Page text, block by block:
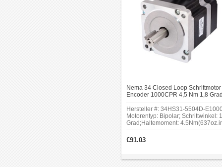
Nema 34 Closed Loop Schrittmotor
Encoder 1000CPR 4,5 Nm 1,8
Hersteller #: 34HS31-5504D-
Motorentyp: Bipolar; Schrittwinkel:
Grad;Haltemoment:
Länge: 80mm; Schaftdurchmesser:
Φ14mm; Auflösung: 1000ppr.
€91.03